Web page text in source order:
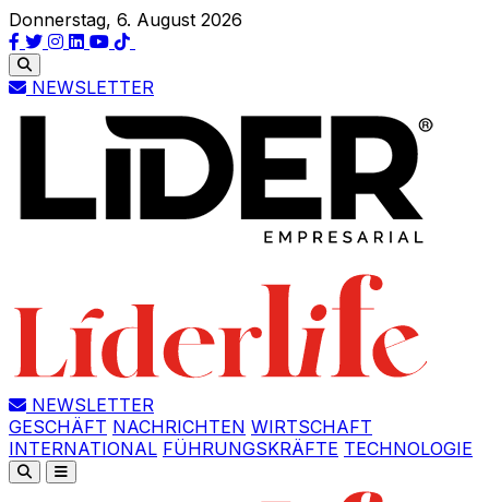
Donnerstag, 6. August 2026
NEWSLETTER
NEWSLETTER
GESCHÄFT NACHRICHTEN WIRTSCHAFT
INTERNATIONAL FÜHRUNGSKRÄFTE TECHNOLOGIE